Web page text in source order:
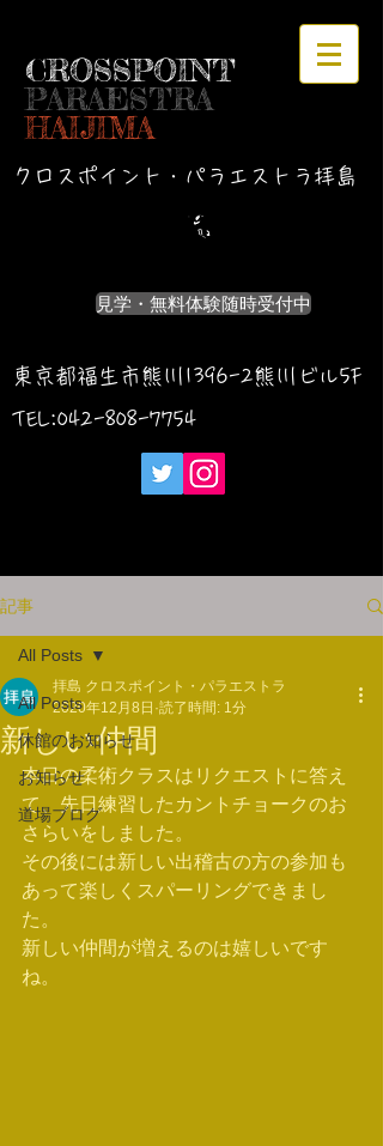
CROSSPOINT
PARAESTRA
HAIJIMA
クロスポイント・パラエストラ拝島
見学・無料体験随時受付中
東京都福生市熊川1396-2熊川ビル5F
TEL:042-808-7754
記事
All Posts
休館のお知らせ
お知らせ
道場ブログ
All Posts
新しい仲間
拝島 クロスポイント・パラエストラ
2020年12月8日 読了時間: 1分
本日の柔術クラスはリクエストに答え
て、先日練習したカントチョークのお
さらいをしました。
その後には新しい出稽古の方の参加も
あって楽しくスパーリングできまし
た。
新しい仲間が増えるのは嬉しいです
ね。